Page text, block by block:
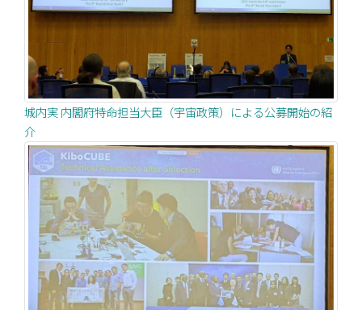
城内実 内閣府特命担当大臣（宇宙政策）による公募開始の紹
介